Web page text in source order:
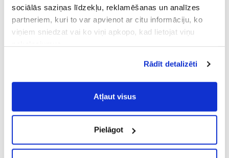
sociālās saziņas līdzekļu, reklamēšanas un analīzes
partneriem, kuri to var apvienot ar citu informāciju, ko
viņiem sniedzat vai ko viņi apkopo, kad lietojat viņu
Vispārīgiem vietnes lietošanas
noteikumiem(saīsināti - VVLN).
Rādīt detalizēti
Atļaut visus
Pielāgot
Viskijs, 43%, 0.7L
PIEVIENOT GROZAM
Konjaks, 40%, 0.7L
PIEVIENOT GROZAM